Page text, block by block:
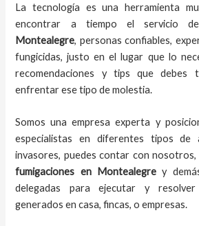
La tecnología es una herramienta
encontrar a tiempo el servicio
Montealegre, personas confiables,
fungicidas, justo en el lugar que lo
recomendaciones y tips que
enfrentar ese tipo de molestia.
Somos una empresa experta y
especialistas en diferentes tipos de
invasores, puedes contar con
fumigaciones en Montealegre y
delegadas para ejecutar y resolver
generados en casa, fincas, o empresas.